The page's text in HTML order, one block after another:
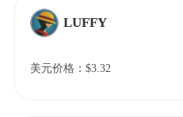
LUFFY
美元价格：$3.32